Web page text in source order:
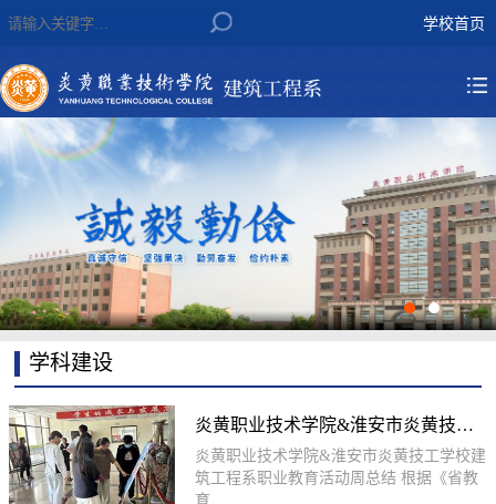
学校首页
学科建设
炎黄职业技术学院&淮安市炎黄技工
学校建筑工程系职...
炎黄职业技术学院&淮安市炎黄技工学校建
筑工程系职业教育活动周总结 根据《省教
育...